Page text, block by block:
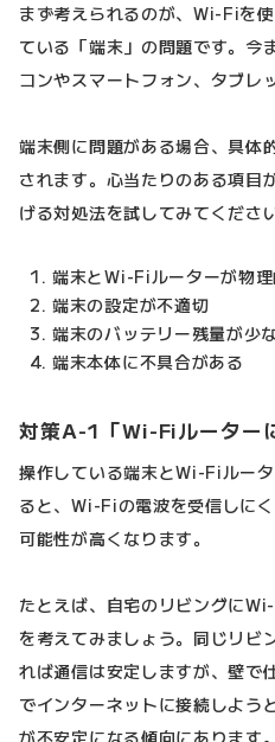
まず考えられるのが、Wi-Fiを
ている「端末」の問題です。今
コンやスマートフォン、タブレ
端末側に問題がある場合、具体
されます。心当たりのある項目
げる対処法を試してみてください
端末とWi-Fiルーターが物
端末の設定が不適切
端末のバッテリー残量が少
端末本体に不具合がある
対策A-1「Wi-Fiルーター
操作している端末とWi-Fiルー
ると、Wi-Fiの電波を受信しに
可能性が高くなります。
たとえば、自宅のリビングに
を考えてみましょう。同じリビ
れば通信は安定しますが、壁で
でインターネットに接続しよう